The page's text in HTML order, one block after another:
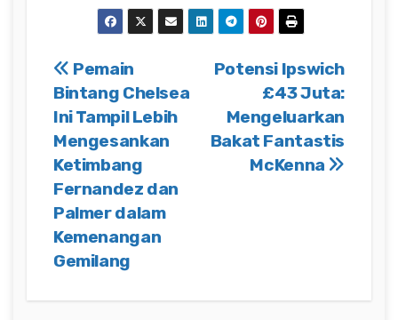
Post
navigation
Potensi Ipswich
£43 Juta:
Mengeluarkan
Bakat Fantastis
McKenna
Pemain
Bintang Chelsea
Ini Tampil Lebih
Mengesankan
Ketimbang
Fernandez dan
Palmer dalam
Kemenangan
Gemilang